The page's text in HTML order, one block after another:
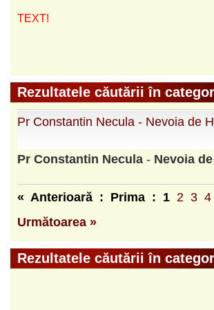
TEXT!
Rezultatele căutării în
Pr Constantin Necula - Nevoia de
Pr Constantin Necula - Nevoia de
« Anterioară : Prima : 1 2 3 4
Următoarea »
Rezultatele căutării în